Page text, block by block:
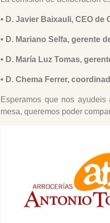
• D. Javier Baixauli, CEO de
• D. Mariano Selfa, gerente
• D. María Luz Tomas,
• D. Chema Ferrer,
Esperamos que nos
mesa, queremos poder